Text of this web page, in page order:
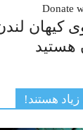
کیهان
هستید
زیاد هستند!